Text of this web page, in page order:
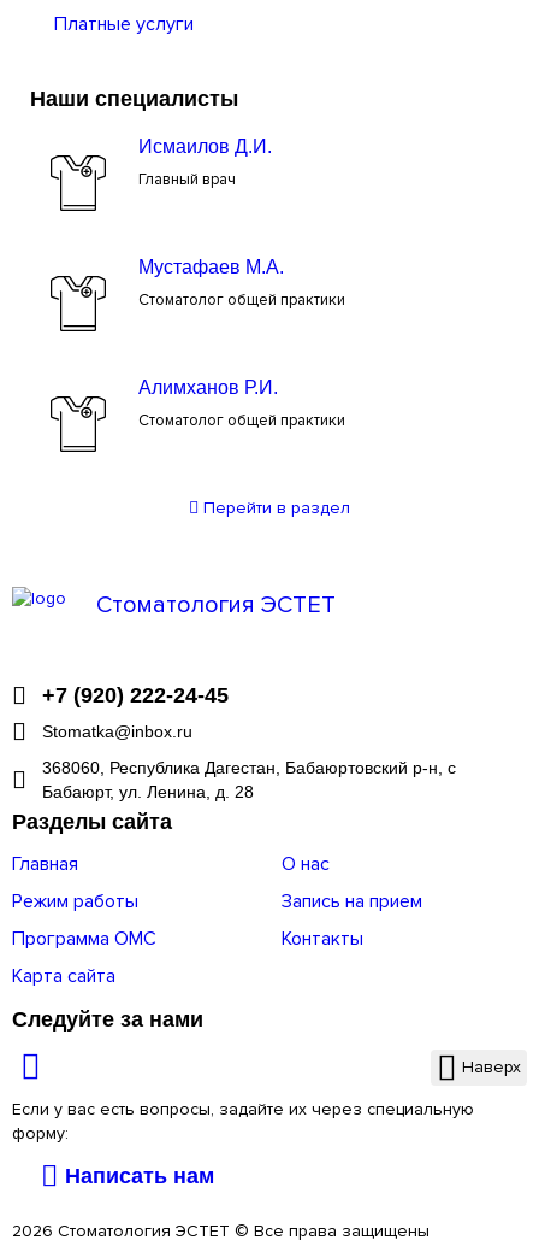
Платные услуги
Наши специалисты
Исмаилов Д.И.
Главный врач
Мустафаев М.А.
Стоматолог общей практики
Алимханов Р.И.
Стоматолог общей практики
Перейти в раздел
Стоматология ЭСТЕТ
+7 (920) 222-24-45
Stomatka@inbox.ru
368060, Республика Дагестан, Бабаюртовский р-н, с
Бабаюрт, ул. Ленина, д. 28
Разделы сайта
Главная
О нас
Режим работы
Запись на прием
Программа ОМС
Контакты
Карта сайта
Следуйте за нами
Наверх
Если у вас есть вопросы, задайте их через специальную
форму:
Написать нам
2026 Стоматология ЭСТЕТ © Все права защищены